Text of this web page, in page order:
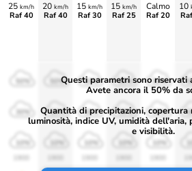
25 km/h
Raf 40
20 km/h
Raf 40
15 km/h
Raf 30
15 km/h
Raf 25
Calmo
Raf 20
10
50%
30%
10%
50%
30%
50%
30%
10%
50%
30%
50%
30%
10%
Questi parametri sono riservati
Avete ancora il 50% da
Quantità di precipitazioni, copertura
luminosità, indice UV, umidità dell'aria,
e visibilità.